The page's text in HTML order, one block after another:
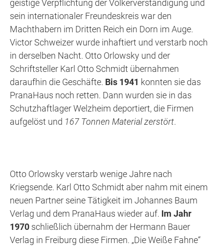
geistige Verpflichtung der Völkerverständigung und
sein internationaler Freundeskreis war den
Machthabern im Dritten Reich ein Dorn im Auge.
Victor Schweizer wurde inhaftiert und verstarb noch
in derselben Nacht. Otto Orlowsky und der
Schriftsteller Karl Otto Schmidt übernahmen
daraufhin die Geschäfte. Bis 1941 konnten sie das
PranaHaus noch retten. Dann wurden sie in das
Schutzhaftlager Welzheim deportiert, die Firmen
aufgelöst und 167 Tonnen Material zerstört.
Otto Orlowsky verstarb wenige Jahre nach
Kriegsende. Karl Otto Schmidt aber nahm mit einem
neuen Partner seine Tätigkeit im Johannes Baum
Verlag und dem PranaHaus wieder auf. Im Jahr
1970 schließlich übernahm der Hermann Bauer
Verlag in Freiburg diese Firmen. „Die Weiße Fahne“